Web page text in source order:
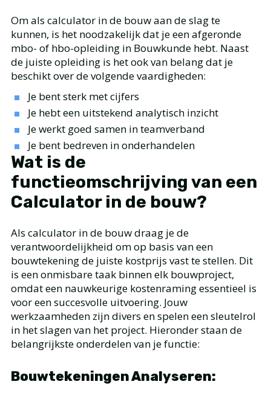
Wat is de
functieomschrijving van een
Calculator in de bouw?
Als calculator in de bouw draag je de
verantwoordelijkheid om op basis van een
bouwtekening de juiste kostprijs vast te stellen. Dit
is een onmisbare taak binnen elk bouwproject,
omdat een nauwkeurige kostenraming essentieel is
voor een succesvolle uitvoering. Jouw
werkzaamheden zijn divers en spelen een sleutelrol
in het slagen van het project. Hieronder staan de
belangrijkste onderdelen van je functie:
Bouwtekeningen Analyseren:
Om als calculator in de bouw aan de slag te
kunnen, is het noodzakelijk dat je een afgeronde
mbo- of hbo-opleiding in Bouwkunde hebt. Naast
de juiste opleiding is het ook van belang dat je
beschikt over de volgende vaardigheden:
Je bent sterk met cijfers
Je hebt een uitstekend analytisch inzicht
Je werkt goed samen in teamverband
Je bent bedreven in onderhandelen